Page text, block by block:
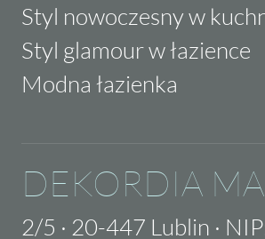
Styl nowoczesny w
Styl glamour w łazience
Modna łazienka
DEKORDIA
2/5 · 20-447 Lublin ·